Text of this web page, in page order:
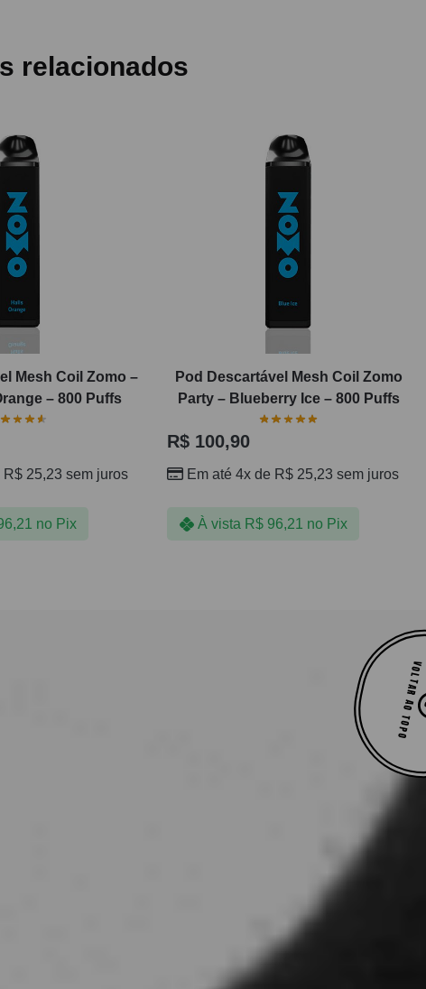
relacionados
Mesh Coil Zomo –
– 800 Puffs
R$ 25,23 sem juros
no Pix
Pod Descartável Mesh Coil Zomo
Party – Blueberry Ice – 800 Puffs
R$ 100,90
Em até 4x de R$ 25,23 sem juros
À vista R$96,21 no Pix
VOLTAR AO TOPO